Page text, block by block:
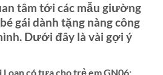
tâm tới các mẫu giường
gái dành tặng nàng công
Dưới đây là vài gợi ý
có tựa cho trẻ em GN06: